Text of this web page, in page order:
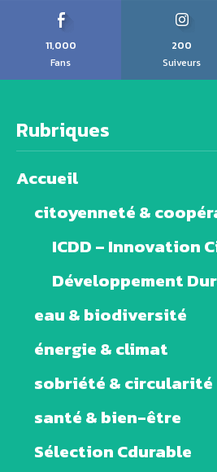
11,000
Fans
200
Suiveurs
Rubriques
Accueil
citoyenneté &
ICDD – Innovation
Développement
eau & biodiversité
énergie & climat
sobriété & circularité
santé & bien-être
Sélection Cdurable